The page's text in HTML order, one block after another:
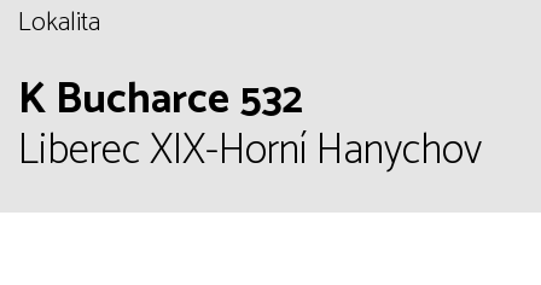
Lokalita
K Bucharce 532
Liberec XIX-Horní Hanychov